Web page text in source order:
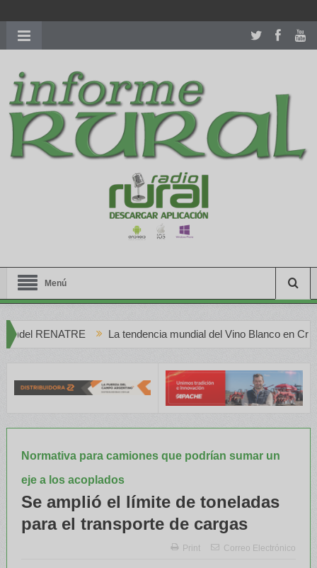
richardmillereplica
women.patekphilippe.tofor sale in usa recognized command with
dining room table ceremony. welcome to our
perfectwatches.is
shop. best youngsexdoll.comwith professional customer
services. 1: 1 design high
https://reallydiamond.com/
Menú
La tendencia mundial del Vino Blanco en Creciente Preferencia
Normativa para camiones que podrían sumar un
eje a los acoplados
Se amplió el límite de toneladas
para el transporte de cargas
Print Correo Electrónico